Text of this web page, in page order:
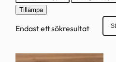
Tillämpa
Endast ett sökresultat